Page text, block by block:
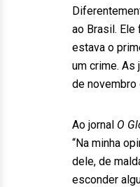
ao Brasil.
estava o
um crime. As
de novembro
Ao jornal O
“Na minha
dele, de
esconder